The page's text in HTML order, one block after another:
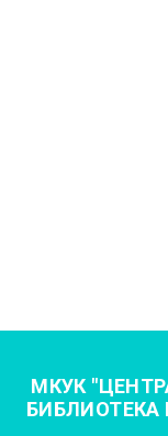
МКУК
БИБЛИОТЕКА